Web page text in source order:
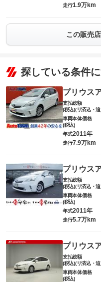
走行1.9万km
この販売
探している条件
プリウス
支払総額
(税込)(リ済込・追
車両本体価格
(税込)
年式2011年
走行7.9万km
プリウス
支払総額
(税込)(リ済込・追
車両本体価格
(税込)
年式2011年
走行5.7万km
プリウス
支払総額
(税込)(リ済込・追
車両本体価格
(税込)